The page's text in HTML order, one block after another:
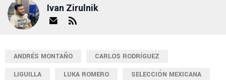
Ivan Zirulnik
ANDRÉS MONTAÑO
CARLOS RODRÍGUEZ
LIGUILLA
LUKA ROMERO SELECCIÓN MEXICANA